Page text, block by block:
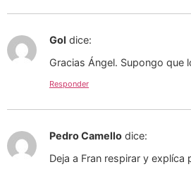
Gol dice:
Gracias Ángel. Supongo
Responder
Pedro Camello dice:
Deja a Fran respirar y